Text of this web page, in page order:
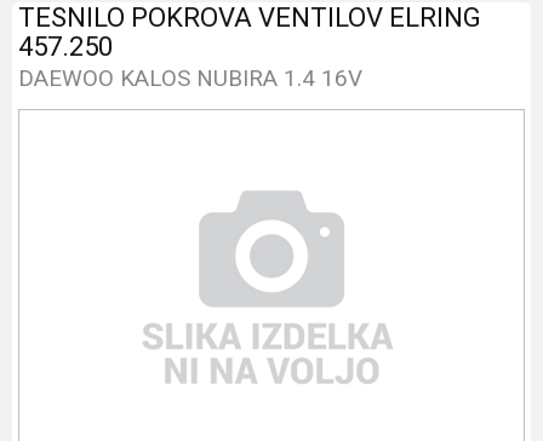
TESNILO POKROVA VENTILOV ELRING
457.250
DAEWOO KALOS NUBIRA 1.4 16V